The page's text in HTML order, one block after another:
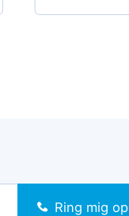
Ring mig op